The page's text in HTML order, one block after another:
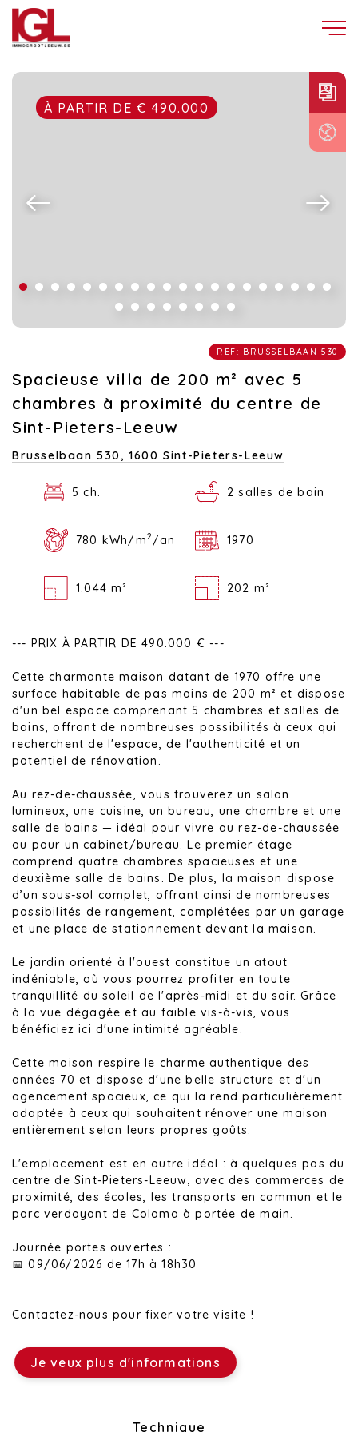
À PARTIR DE € 490.000
REF: BRUSSELBAAN 530
Spacieuse villa de 200 m² avec 5
chambres à proximité du centre de
Sint-Pieters-Leeuw
Brusselbaan 530,1600 Sint-Pieters-Leeuw
5 ch. 2 salles de bain
780 kWh/m2 /an 1970
1.044 m² 202 m²
--- PRIX À PARTIR DE 490.000 € ---
Cette charmante maison datant de 1970 offre une
surface habitable de pas moins de 200 m² et dispose
d'un bel espace comprenant 5 chambres et salles de
bains, offrant de nombreuses possibilités à ceux qui
recherchent de l'espace, de l'authenticité et un
potentiel de rénovation.
Au rez-de-chaussée, vous trouverez un salon
lumineux, une cuisine, un bureau, une chambre et une
salle de bains — idéal pour vivre au rez-de-chaussée
ou pour un cabinet/bureau. Le premier étage
comprend quatre chambres spacieuses et une
deuxième salle de bains. De plus, la maison dispose
d’un sous-sol complet, offrant ainsi de nombreuses
possibilités de rangement, complétées par un garage
et une place de stationnement devant la maison.
Le jardin orienté à l'ouest constitue un atout
indéniable, où vous pourrez profiter en toute
tranquillité du soleil de l'après-midi et du soir. Grâce
à la vue dégagée et au faible vis-à-vis, vous
bénéficiez ici d'une intimité agréable.
Cette maison respire le charme authentique des
années 70 et dispose d'une belle structure et d'un
agencement spacieux, ce qui la rend particulièrement
adaptée à ceux qui souhaitent rénover une maison
entièrement selon leurs propres goûts.
L'emplacement est en outre idéal : à quelques pas du
centre de Sint-Pieters-Leeuw, avec des commerces de
proximité, des écoles, les transports en commun et le
parc verdoyant de Coloma à portée de main.
Journée portes ouvertes :
📅 09/06/2026 de 17h à 18h30
Contactez-nous pour fixer votre visite !
Je veux plus d'informations
Technique